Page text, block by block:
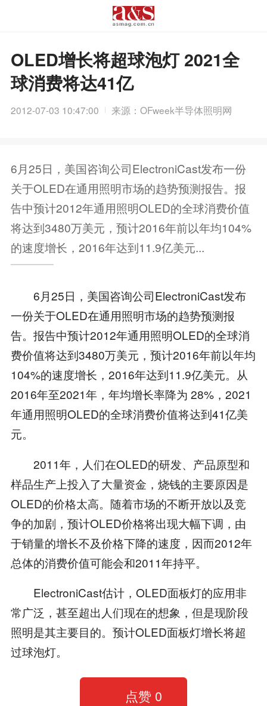
OLED增长将超球泡灯 2021全
球消费将达41亿
2012-07-03 10:47:00 来源：OFweek半导体照明网
6月25日，美国咨询公司ElectroniCast发布一份
关于OLED在通用照明市场的趋势预测报告。报
告中预计2012年通用照明OLED的全球消费价值
将达到3480万美元，预计2016年前以年均104%
的速度增长，2016年达到11.9亿美元...
6月25日，美国咨询公司ElectroniCast发布
一份关于OLED在通用照明市场的趋势预测报
告。报告中预计2012年通用照明OLED的全球消
费价值将达到3480万美元，预计2016年前以年均
104%的速度增长，2016年达到11.9亿美元。从
2016年至2021年，年均增长率降为 28%，2021
年通用照明OLED的全球消费价值将达到41亿美
元。
2011年，人们在OLED的研发、产品原型和
样品生产上投入了大量资金，烧钱的主要原因是
OLED的价格太高。随着市场的不断开放以及竞
争的加剧，预计OLED价格将出现大幅下调，由
于销量的增长不及价格下降的速度，因而2012年
总体的消费价值可能会和2011年持平。
ElectroniCast估计，OLED面板灯的应用非
常广泛，甚至超出人们现在的想象，但是现阶段
照明是其主要目的。预计OLED面板灯增长将超
过球泡灯。
点赞 0